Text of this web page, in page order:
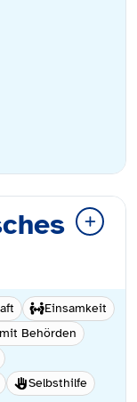
Einsamkeit
Behörden
Selbsthilfe